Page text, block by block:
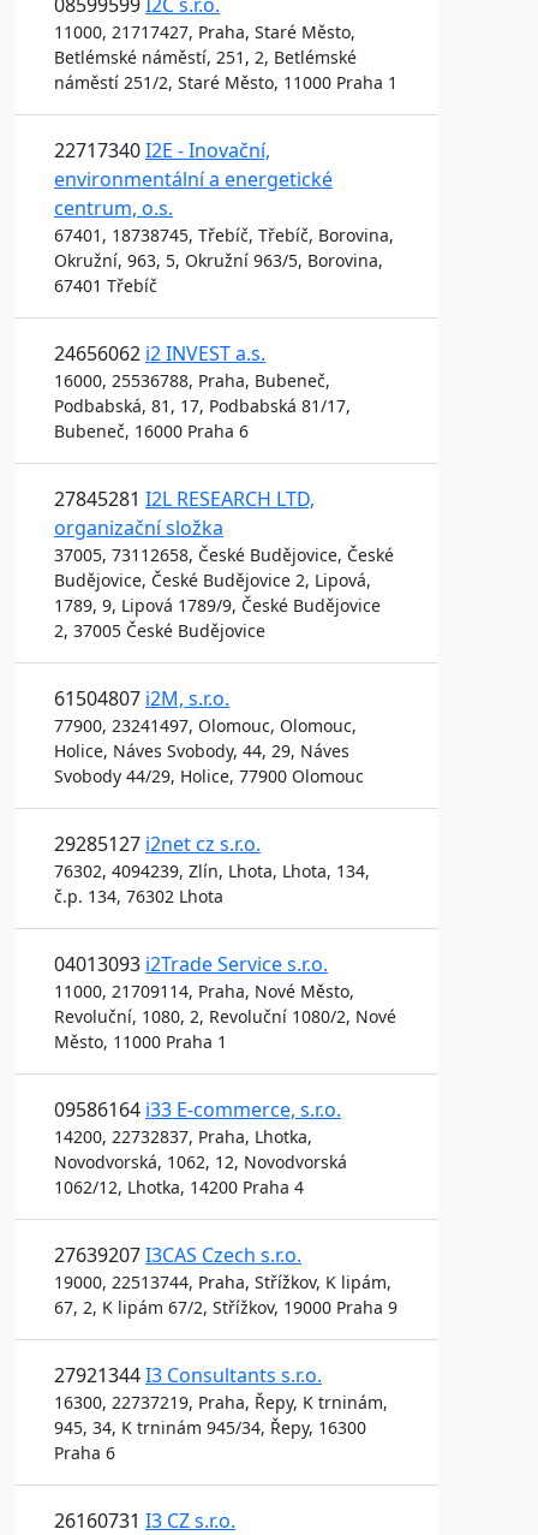
11000, 21717427, Praha, Staré Město,
Betlémské náměstí, 251, 2, Betlémské
náměstí 251/2, Staré Město, 11000 Praha 1
22717340I2E - Inovační,
environmentální a energetické
centrum, o.s.
67401, 18738745, Třebíč, Třebíč, Borovina,
Okružní, 963, 5, Okružní 963/5, Borovina,
67401 Třebíč
24656062 i2 INVEST a.s.
16000, 25536788, Praha, Bubeneč,
Podbabská, 81, 17, Podbabská 81/17,
Bubeneč, 16000 Praha 6
27845281 I2L RESEARCH LTD,
organizační složka
37005, 73112658, České Budějovice, České
Budějovice, České Budějovice 2, Lipová,
1789, 9, Lipová 1789/9, České Budějovice
2, 37005 České Budějovice
61504807 i2M, s.r.o.
77900, 23241497, Olomouc, Olomouc,
Holice, Náves Svobody, 44, 29, Náves
Svobody 44/29, Holice, 77900 Olomouc
29285127 i2net cz s.r.o.
76302, 4094239, Zlín, Lhota, Lhota, 134,
č.p. 134, 76302 Lhota
04013093 i2Trade Service s.r.o.
11000, 21709114, Praha, Nové Město,
Revoluční, 1080, 2, Revoluční 1080/2, Nové
Město, 11000 Praha 1
09586164 i33 E-commerce, s.r.o.
14200, 22732837, Praha, Lhotka,
Novodvorská, 1062, 12, Novodvorská
1062/12, Lhotka, 14200 Praha 4
27639207I3CAS Czech s.r.o.
19000, 22513744, Praha, Střížkov, K lipám,
67, 2, K lipám 67/2, Střížkov, 19000 Praha 9
27921344I3 Consultants s.r.o.
16300, 22737219, Praha, Řepy, K trninám,
945, 34, K trninám 945/34, Řepy, 16300
Praha 6
26160731 I3 CZ s.r.o.